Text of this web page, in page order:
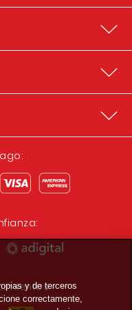
y de terceros
correctamente,